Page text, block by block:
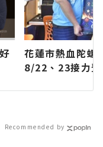
花蓮市熱血陀螺
8/22、23接力
聞報導 最新的
Recommended by